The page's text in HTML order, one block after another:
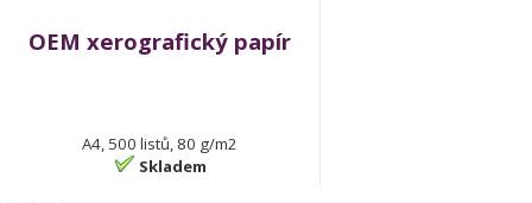
OEM xerografický papír
A4, 500 listů, 80 g/m2
Skladem